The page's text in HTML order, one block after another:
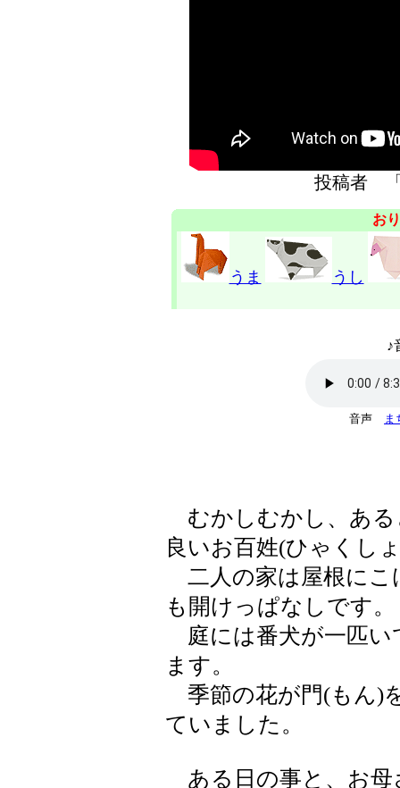
投稿者
お
うま うし
♪
音声 ま
むかしむかし、ある
良いお百姓(ひゃくし
二人の家は屋根にこ
も開けっぱなしです。
庭には番犬が一匹い
ます。
季節の花が門(もん)
ていました。
ある日の事と、お母